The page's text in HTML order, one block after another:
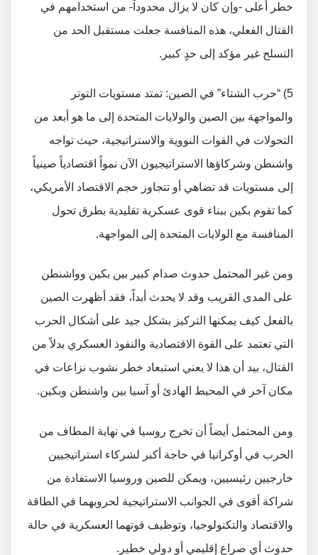
خطر أعلى -وإن كان لا يزال محدوداً- من استخدامهم في
القتال الفعلي، هذه المنافسة جعلت مستقبل الحد من
التسلح غير مؤكد إلى حدٍ كبير.
5) “حرب الشتاء” في الصين: تمتد مستويات التوتر
والمواجهة بين الصين والولايات المتحدة إلى ما هو أبعد من
التحولات في القوات النووية والاستراتيجية، حيث تواجه
واشنطن وشركاؤها الاستراتيجيون الآن نمواً اقتصادياً صينياً
إلى مستويات قد تضاهي أو تتجاوز حجم الاقتصاد الأمريكي،
كما تقوم بكين ببناء قوى عسكرية تقليدية بطرق تحول
المنافسة مع الولايات المتحدة إلى المواجهة.
ومن غير المحتمل حدوث صدام كبير بين بكين وواشنطن
على المدى القريب وقد لا يحدث أبداً، فقد أظهرت الصين
بالفعل كيف يمكنها التركيز بشكل جيد على أشكال الحرب
التي تعتمد على القوة الاقتصادية والنفوذ العسكري بدلاً من
القتال، بيد أن هذا لا يعني استبعاد خطر نشوب نزاعات في
مكان آخر في المحيط الهادئ أو آسيا بين واشنطن وبكين.
ومن المحتمل أيضاً أن تخرج روسيا في نهاية المطاف من
الحرب في أوكرانيا في حاجة أكبر لشركاء استراتيجيين
خارجيين رئيسيين، ويمكن للصين وروسيا الاستفادة من
شراكة أقوى في الجوانب الاستراتيجية لحروبهما في الطاقة
والاقتصاد والتكنولوجيا، وتوظيف قوتهما العسكرية في حالة
حدوث أي صراع إقليمي أو دولي خطير.